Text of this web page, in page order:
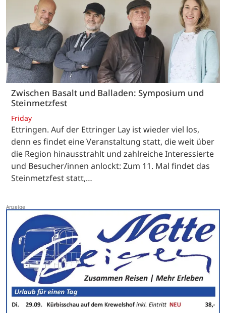
Zwischen Basalt und Balladen: Symposium und
Steinmetzfest
Friday
Ettringen. Auf der Ettringer Lay ist wieder viel los,
denn es findet eine Veranstaltung statt, die weit über
die Region hinausstrahlt und zahlreiche Interessierte
und Besucher/innen anlockt: Zum 11. Mal findet das
Steinmetzfest statt,…